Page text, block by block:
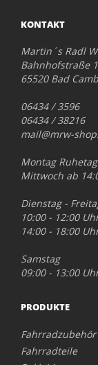
KONTAKT
Martin´s Radl
Bahnhofstraße
65520 Bad
06434 / 3596
06434 / 38216
mail@mrw-
Montag Ruhetag
Mittwoch ab
Dienstag -
10:00 - 12:00
14:00 - 18:00
Samstag
09:00 - 13:00
PRODUKTE
Fahrradzubehör
Fahrradteile